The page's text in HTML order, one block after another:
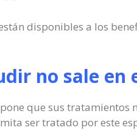
disponibles a los
no sale en
que sus tratamientos
ser tratado por este